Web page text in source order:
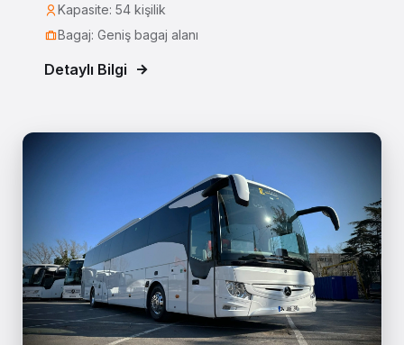
Kapasite: 54 kişilik
Bagaj: Geniş bagaj alanı
Detaylı Bilgi